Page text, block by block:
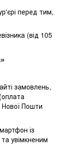
перед тим,
(від 105
замовлень,
Нової Пошти
із
увімкненим